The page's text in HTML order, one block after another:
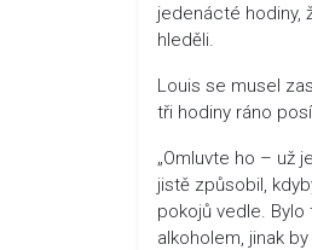
jedenácté hodiny,
hleděli.
Louis se musel
tři hodiny ráno
„Omluvte ho – už
jistě způsobil,
pokojů vedle.
alkoholem, jinak